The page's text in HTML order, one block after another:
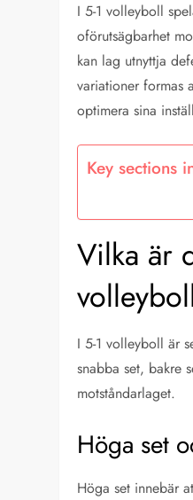
I 5-1 volleyboll
oförutsägbarhet
kan lag utnyttja
variationer formas
optimera sina
Key sections
Vilka är
I 5-1 volleyboll är
snabba set, bakre
motståndarlaget.
Höga set
Höga set innebär